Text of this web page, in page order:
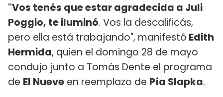
"Vos tenés que estar agradecida a Juli
Poggio, te iluminó. Vos la descalificás,
pero ella está trabajando", manifestó Edith
Hermida, quien el domingo 28 de mayo
condujo junto a Tomás Dente el programa
de El Nueve en reemplazo de Pía Slapka.